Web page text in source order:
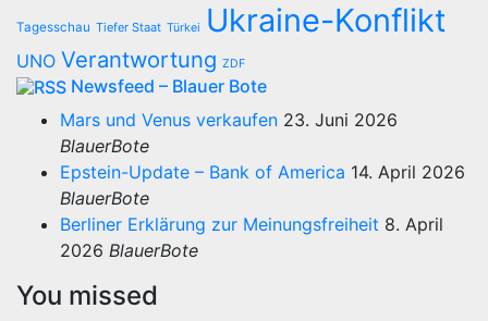
Tagesschau Tiefer Staat Türkei Ukraine-Konflikt
UNO Verantwortung ZDF
Newsfeed – Blauer Bote
Mars und Venus verkaufen 23. Juni 2026
BlauerBote
Epstein-Update – Bank of America 14. April 2026
BlauerBote
Berliner Erklärung zur Meinungsfreiheit 8. April
2026 BlauerBote
You missed